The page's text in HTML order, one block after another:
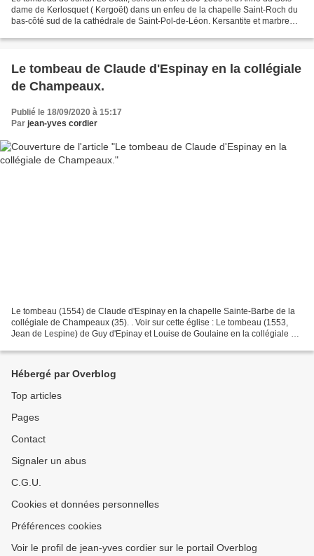
dame de Kerlosquet ( Kergoët) dans un enfeu de la chapelle Saint-Roch du
bas-côté sud de la cathédrale de Saint-Pol-de-Léon. Kersantite et marbre
Le tombeau de Claude d'Espinay en la collégiale
de Champeaux.
Publié le 18/09/2020 à 15:17
Par jean-yves cordier
Le tombeau (1554) de Claude d'Espinay en la chapelle Sainte-Barbe de la
collégiale de Champeaux (35). . Voir sur cette église : Le tombeau (1553,
Jean de Lespine) de Guy d'Epinay et Louise de Goulaine en la collégiale de
Hébergé par Overblog
Top articles
Pages
Contact
Signaler un abus
C.G.U.
Cookies et données personnelles
Préférences cookies
Voir le profil de jean-yves cordier sur le portail Overblog